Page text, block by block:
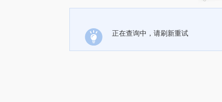
正在查询中，请刷新重试